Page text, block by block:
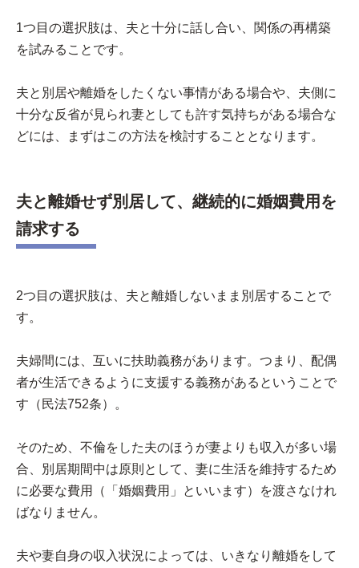
1つ目の選択肢は、夫と十分に話し合い、関係の再構築
を試みることです。
夫と別居や離婚をしたくない事情がある場合や、夫側に
十分な反省が見られ妻としても許す気持ちがある場合な
どには、まずはこの方法を検討することとなります。
夫と離婚せず別居して、継続的に婚姻費用を
請求する
2つ目の選択肢は、夫と離婚しないまま別居することで
す。
夫婦間には、互いに扶助義務があります。つまり、配偶
者が生活できるように支援する義務があるということで
す（民法752条）。
そのため、不倫をした夫のほうが妻よりも収入が多い場
合、別居期間中は原則として、妻に生活を維持するため
に必要な費用（「婚姻費用」といいます）を渡さなけれ
ばなりません。
夫や妻自身の収入状況によっては、いきなり離婚をして